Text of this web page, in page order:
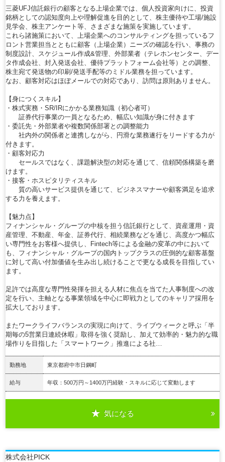
三菱UFJ信託銀行の顧客となる上場企業では、個人投資家向けに、投資
銘柄としての認知度向上や理解促進を目的として、株主優待や工場/施設
見学会、株主アンケート等、さまざまな施策を実施しています。
これら諸施策において、上場企業へのコンサルティングを担っているフ
ロント営業担当とともに顧客（上場企業）ニーズの確認を行い、事務の
制度設計、スケジュール作成&管理、外部業者（テレホンセンター、デー
タ作成会社、封入発送会社、優待プラットフォーム会社等）との調整、
株主宛て発送物の印刷/発送手配等のミドル業務を担っています。
なお、顧客対応はほぼメールでの対応であり、訪問は原則ありません。
【身につくスキル】
・株式実務・SR/IRにかかる業務知識（初心者可）
証券代行事業の一員となるため、幅広い知識が身に付きます
・委託先・外部業者や複数関係部署との調整能力
社内外の関係者と連携しながら、円滑な業務遂行をリードする力が
付きます。
・顧客対応力
セールスではなく、課題解決型の対応を通じて、信頼関係構築を磨
けます。
・接客・ホスピタリティスキル
質の高いサービス提供を通じて、ビジネスマナーや顧客満足を追求
する力を養えます。
【魅力点】
フィナンシャル・グループの中核を担う信託銀行として、資産運用・資
産管理、不動産、年金、証券代行、相続業務などを通じ、高度かつ幅広
い専門性をお客様へ提供し、Fintech等による金融の変革の中において
も、フィナンシャル・グループの国内トップクラスの圧倒的な顧客基盤
に対して高い付加価値を生み出し続けることで更なる成長を目指してい
ます。
足許では高度な専門性発揮を担える人材に焦点を当てた人事制度への改
定を行い、主軸となる事業領域を中心に即戦力としてのキャリア採用を
拡大しております。
またワークライフバランスの実現に向けて、ライブウィークと呼ぶ「半
期毎の5営業日連続休暇」取得を強く奨励し、加えて効率的・魅力的な職
場作りを目指した「スマートワーク」推進による社…
勤務地 東京都府中市日鋼町
給与 年収：500万円～1400万円経験・スキルに応じて変動します
気になる
株式会社PICK